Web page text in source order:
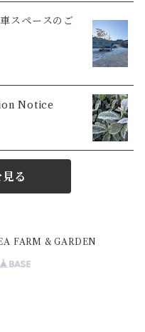
スペースのご
Notice
る
FARM & GARDEN